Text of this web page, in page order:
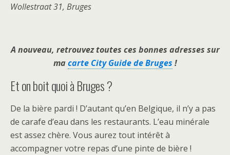
Wollestraat 31, Bruges
A nouveau, retrouvez toutes ces bonnes adresses sur
ma carte City Guide de Bruges !
Et on boit quoi à Bruges ?
De la bière pardi ! D’autant qu’en Belgique, il n’y a pas
de carafe d’eau dans les restaurants. L’eau minérale
est assez chère. Vous aurez tout intérêt à
accompagner votre repas d’une pinte de bière !